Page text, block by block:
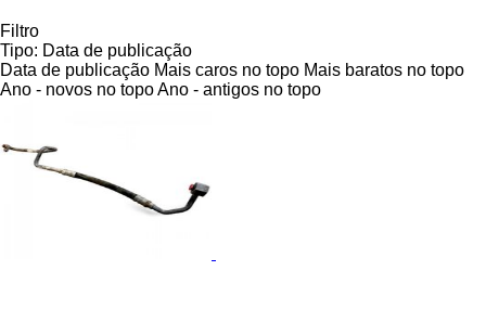
Filtro
Tipo: Data de publicação
Data de publicação Mais caros no topo Mais baratos no topo
Ano - novos no topoAno - antigos no topo